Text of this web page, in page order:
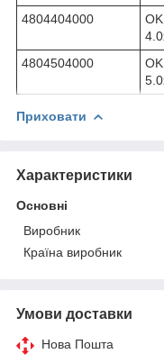
4804404000
4804504000
Приховати
Характеристики
Основні
Виробник
Країна виробник
Умови доставки
Нова Пошта